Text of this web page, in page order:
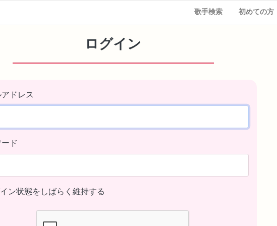
歌手検索 初めての方
ログイン
ドレス
ド
ン状態をしばらく維持する